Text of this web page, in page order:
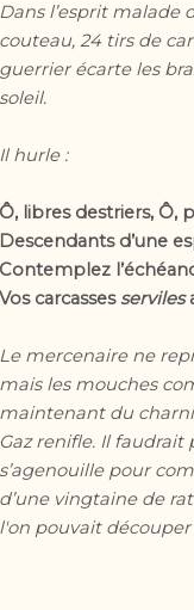
Dans l’esprit malade
couteau, 24 tirs de
guerrier écarte les
soleil.
Il hurle :
Ô, libres destriers, Ô,
Descendants d’une
Contemplez
Vos carcassesserviles
Le mercenaire ne
mais les mouches
maintenant du
Gaz renifle. Il
s’agenouille pour
d’une vingtaine de
l'on pouvait